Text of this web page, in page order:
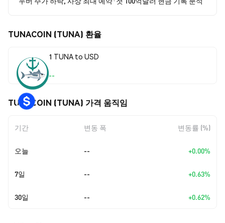
TUNACOIN (TUNA) 환율
1 TUNA to USD
--
TUNACOIN (TUNA) 가격 움직임
기간 변동 폭 변동률 (%)
오늘 -- +0.00%
7일 -- +0.63%
30일 -- +0.62%